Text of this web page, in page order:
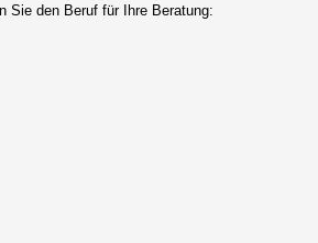
Sie den Beruf für Ihre Beratung: